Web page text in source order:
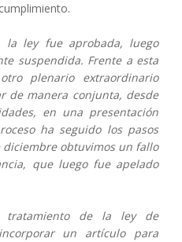
la ley fue aprobada, luego
suspendida. Frente a esta
plenario extraordinario
de manera conjunta, desde
en una presentación
ha seguido los pasos
obtuvimos un fallo
que luego fue apelado
tratamiento de la ley de
un artículo para